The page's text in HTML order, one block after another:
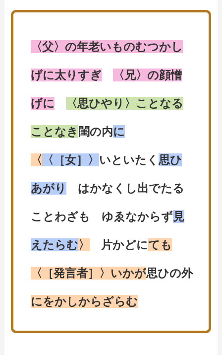
〈父〉の年老いものむつかし
げに太りすぎ 〈兄〉の顔憎
げに 〈思ひやり〉ことなる
ことなき 閨の内に
〈 〈［女］〉 いといたく 思ひ
あがり はかなくし出でたる
ことわざも ゆゑなからず見
えたらむ〉 片かどにても
〈［発言者］〉いかが思ひの外
にをかしからざらむ